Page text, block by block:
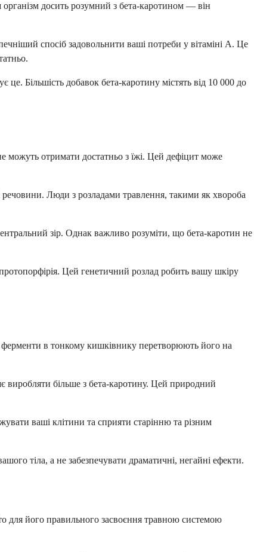
досить розумний з бета-каротином — він
спосіб задовольнити ваші потреби у вітаміні А. Це
Більшість добавок бета-каротину містять від 10 000 до
можуть отримати достатньо з їжі. Цей дефіцит може
Люди з розладами травлення, такими як хвороба
зір. Однак важливо розуміти, що бета-каротин не
Цей генетичний розлад робить вашу шкіру
ферменти в тонкому кишківнику перетворюють його на
виробляти більше з бета-каротину. Цей природний
ваші клітини та сприяти старінню та різним
тіла, а не забезпечувати драматичні, негайні ефекти.
для його правильного засвоєння травною системою